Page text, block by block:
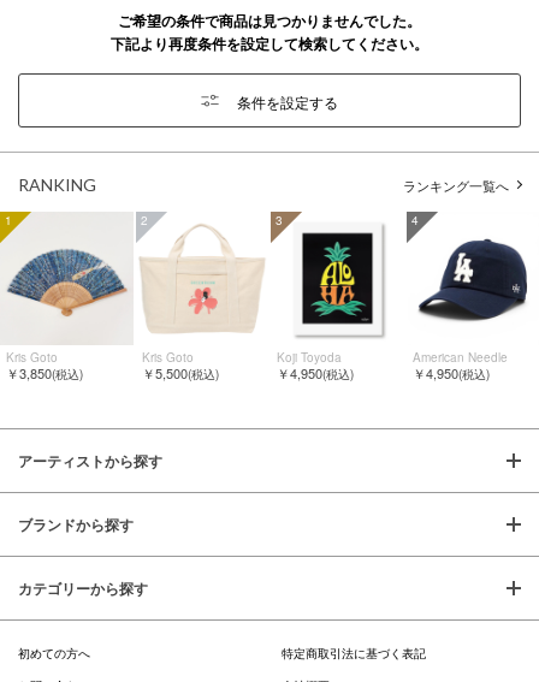
ご希望の条件で商品は見つかりませんでした。
下記より再度条件を設定して検索してください。
条件を設定する
RANKING ランキング一覧へ
1
Kris Goto
￥3,850(税込)
2
Kris Goto
￥5,500(税込)
3
Koji Toyoda
￥4,950(税込)
4
American Needle
￥4,950(税込)
アーティストから探す
ブランドから探す
カテゴリーから探す
初めての方へ
特定商取引法に基づく表記